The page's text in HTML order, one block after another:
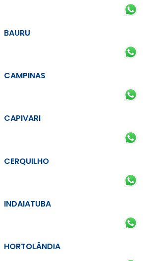
BAURU
CAMPINAS
CAPIVARI
CERQUILHO
INDAIATUBA
HORTOLÂNDIA